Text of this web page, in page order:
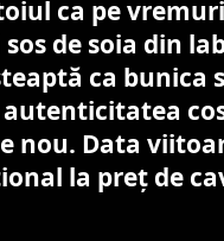
ca pe
de soia din
ca bunica
autenticitatea
nou. Data
la preț de